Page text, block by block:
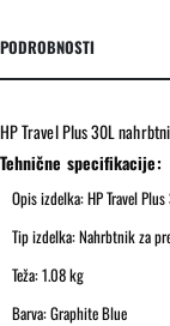
PODROBNOSTI
HP Travel Plus 30L
Tehnične specifikacije:
Opis izdelka: HP Travel
Tip izdelka: Nahrbtnik za
Teža: 1.08 kg
Barva: Graphite Blue